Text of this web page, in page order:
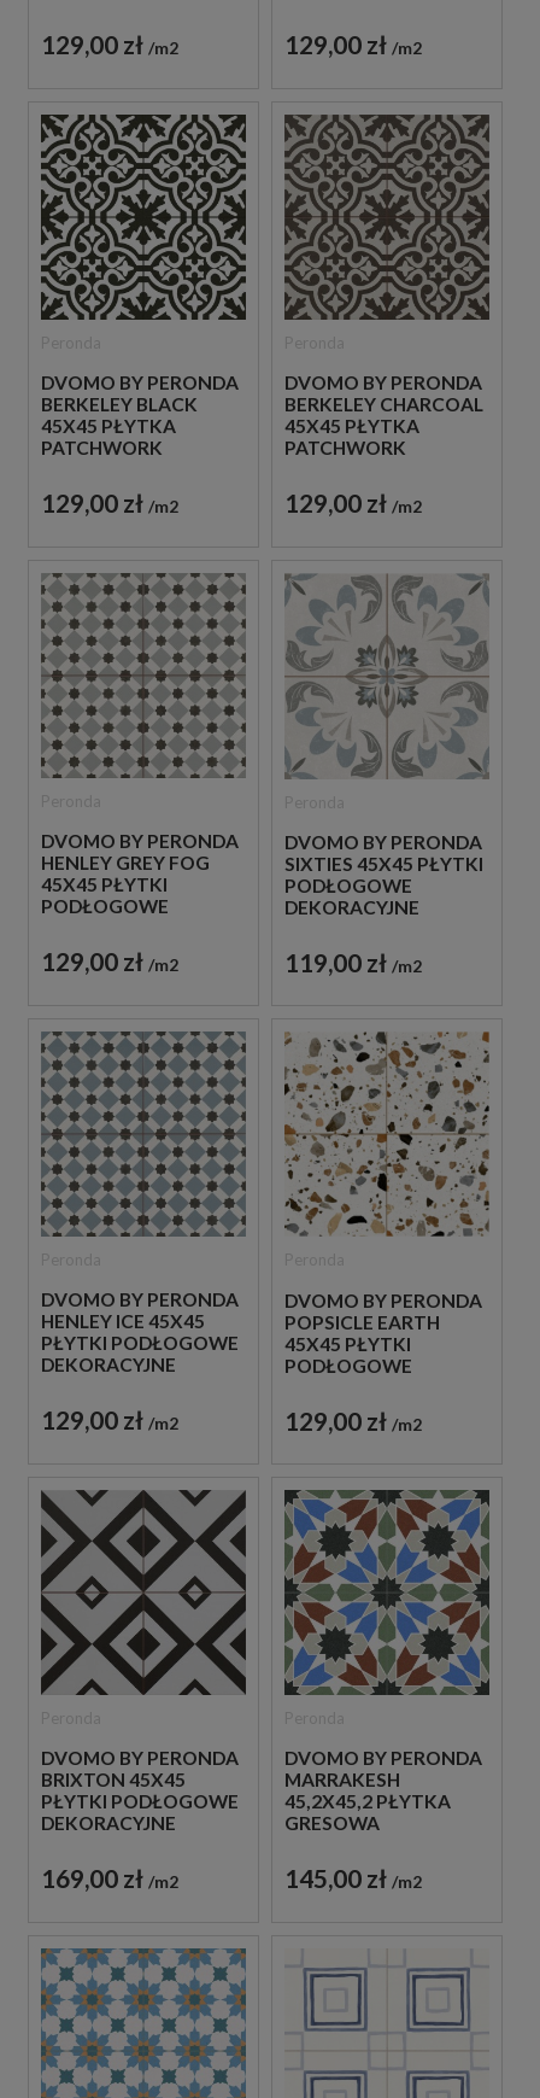
129,00 zł m2 129,00 zł m2
DVOMO BY PERONDA
BERKELEY BLACK
45X45 PŁYTKA
PATCHWORK
129,00 zł m2
DVOMO BY PERONDA
BERKELEY CHARCOAL
45X45 PŁYTKA
PATCHWORK
129,00 zł m2
DVOMO BY PERONDA
HENLEY GREY FOG
45X45 PŁYTKI
PODŁOGOWE
129,00 zł m2
DVOMO BY PERONDA
SIXTIES 45X45 PŁYTKI
PODŁOGOWE
DEKORACYJNE
119,00 zł m2
DVOMO BY PERONDA
HENLEY ICE 45X45
PŁYTKI PODŁOGOWE
DEKORACYJNE
129,00 zł m2
DVOMO BY PERONDA
POPSICLE EARTH
45X45 PŁYTKI
PODŁOGOWE
129,00 zł m2
DVOMO BY PERONDA
BRIXTON 45X45
PŁYTKI PODŁOGOWE
DEKORACYJNE
169,00 zł m2
DVOMO BY PERONDA
MARRAKESH
45,2X45,2 PŁYTKA
GRESOWA
145,00 zł m2